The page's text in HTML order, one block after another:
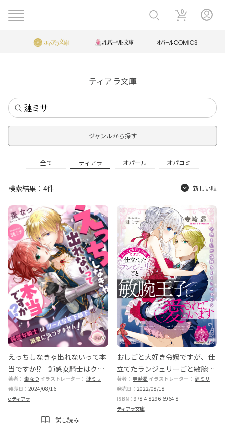
0
ティアラ文庫
ジャンルから探す
全て ティアラ オパール オパコミ
検索結果：4件 新しい順
えっちしなきゃ出れないって本
当ですか!? 鈍感女騎士はクー
ルな年下部下の溺愛に気づきま
せん！
著者： 棗なつ イラストレーター： 漣ミサ
発売日： 2024/08/16
e-ティアラ
試し読み
おしごと大好き令嬢ですが、仕
立てたランジェリーごと敏腕王
子に愛されています
著者： 寺崎昴 イラストレーター： 漣ミサ
発売日： 2022/08/18
ISBN： 978-4-8296-6964-8
ティアラ文庫